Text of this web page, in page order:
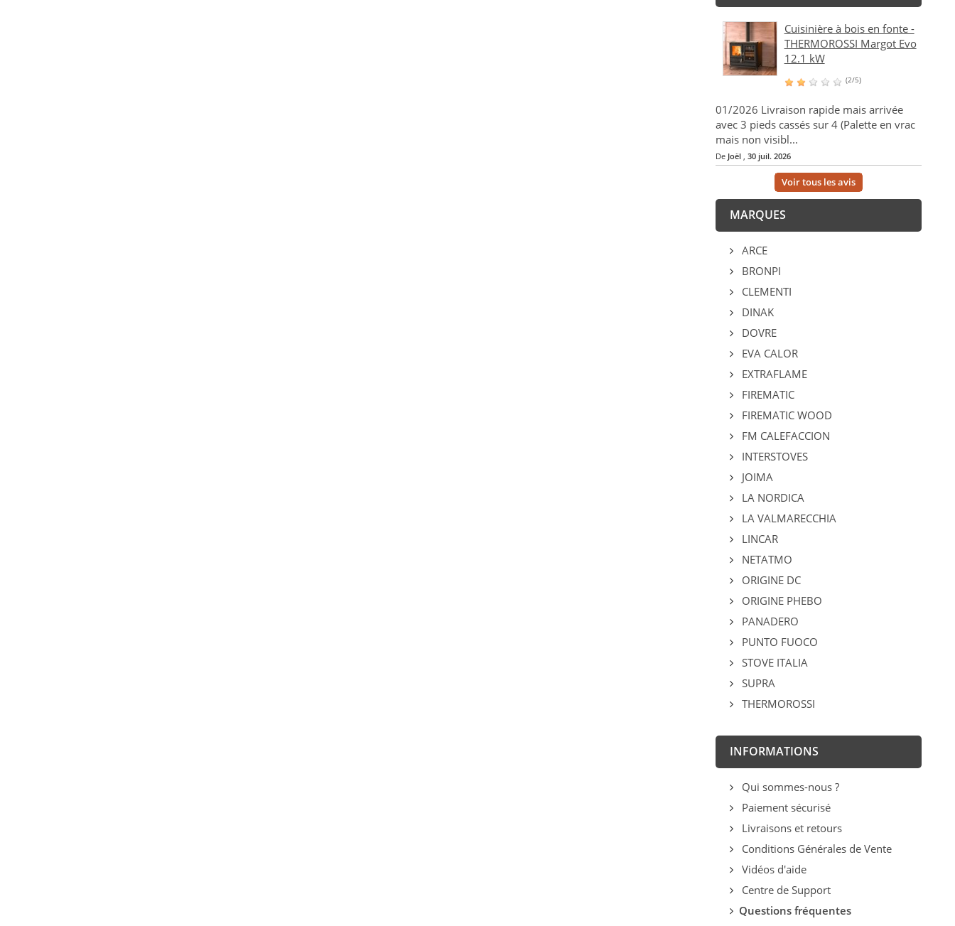
Cuisinière à bois en fonte -
THERMOROSSI Margot Evo
12.1 kW
(2/5)
01/2026 Livraison rapide mais arrivée
avec 3 pieds cassés sur 4 (Palette en vrac
mais non visibl...
De Joël, 30 juil. 2026
Voir tous les avis
MARQUES
ARCE
BRONPI
CLEMENTI
DINAK
DOVRE
EVA CALOR
EXTRAFLAME
FIREMATIC
FIREMATIC WOOD
FM CALEFACCION
INTERSTOVES
JOIMA
LA NORDICA
LA VALMARECCHIA
LINCAR
NETATMO
ORIGINE DC
ORIGINE PHEBO
PANADERO
PUNTO FUOCO
STOVE ITALIA
SUPRA
THERMOROSSI
INFORMATIONS
Qui sommes-nous ?
Paiement sécurisé
Livraisons et retours
Conditions Générales de Vente
Vidéos d'aide
Centre de Support
Questions fréquentes